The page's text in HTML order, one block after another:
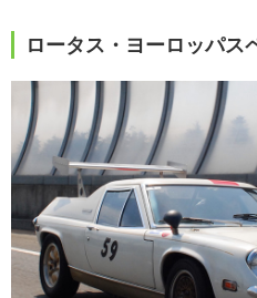
ロータス・ヨーロッパス